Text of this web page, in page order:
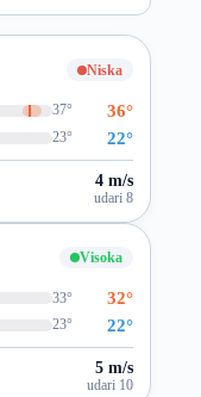
Niska
37° 36°
23° 22°
4 m/s
udari 8
Visoka
33° 32°
23° 22°
5 m/s
udari 10